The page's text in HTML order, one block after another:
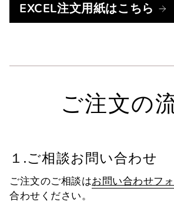
EXCEL注文用紙はこちら
ご注文の
１.ご相談お問い合わせ
ご注文のご相談はお問い合わせフ
合わせください。